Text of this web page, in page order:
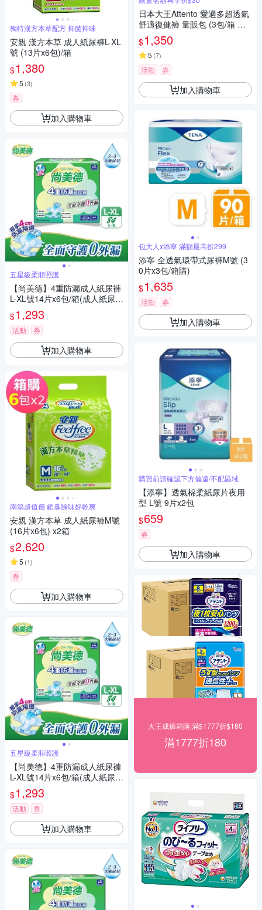
獨特漢方本草配方 抑菌抑味
安親 漢方本草 成人紙尿褲L-XL
號 (13片x6包)/箱
$1,380
5 (3)
券
加入購物車
五星級柔順照護
【尚美德】4重防漏成人紙尿褲
L-XL號14片x6包/箱(成人紙尿褲
黏貼式 日用)
$1,293
活動 券
加入購物車
兩箱超值價 鎖臭除味好乾爽
安親 漢方本草 成人紙尿褲M號
(16片x6包) x2箱
$2,620
5 (1)
券
加入購物車
五星級柔順照護
【尚美德】4重防漏成人紙尿褲
L-XL號14片x6包/箱(成人紙尿褲
黏貼式 日用)
$1,293
活動 券
加入購物車
日本大王Attento 愛適多超透氣
舒適復健褲 量販包 (3包/箱 箱
購)
$1,350
5 (7)
活動 券
加入購物車
包大人x添寧 滿額最高折299
添寧 全透氣環帶式尿褲M號 (3
0片x3包/箱購)
$1,635
活動 券
加入購物車
購買前請確認下方偏遠/不配區域
【添寧】透氣棉柔紙尿片夜用
型 L號 9片x2包
$659
券
加入購物車
大王成褲箱購|滿$1777折$180
滿1777折180